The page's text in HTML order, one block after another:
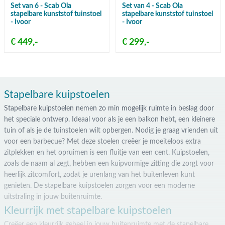
Set van 6 - Scab Ola
stapelbare kunststof tuinstoel
- Ivoor
€ 449,-
Set van 4 - Scab Ola
stapelbare kunststof tuinstoel
- Ivoor
€ 299,-
Stapelbare kuipstoelen
Stapelbare kuipstoelen nemen zo min mogelijk ruimte in beslag door
het speciale ontwerp. Ideaal voor als je een balkon hebt, een kleinere
tuin of als je de tuinstoelen wilt opbergen. Nodig je graag vrienden uit
voor een barbecue? Met deze stoelen creëer je moeiteloos extra
zitplekken en het opruimen is een fluitje van een cent. Kuipstoelen,
zoals de naam al zegt, hebben een kuipvormige zitting die zorgt voor
heerlijk zitcomfort, zodat je urenlang van het buitenleven kunt
genieten. De stapelbare kuipstoelen zorgen voor een moderne
uitstraling in jouw buitenruimte.
Kleurrijk met stapelbare kuipstoelen